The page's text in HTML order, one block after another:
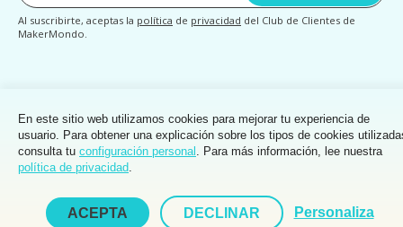
Al suscribirte, aceptas la política de privacidad del Club de Clientes de
MakerMondo.
© Copyright 2026 LOKLiK Europe
En este sitio web utilizamos cookies para mejorar tu experiencia de
usuario. Para obtener una explicación sobre los tipos de cookies
consulta tu configuración personal . Para más información, lee nuestra
política de privacidad.
ACEPTA DECLINAR Personaliza